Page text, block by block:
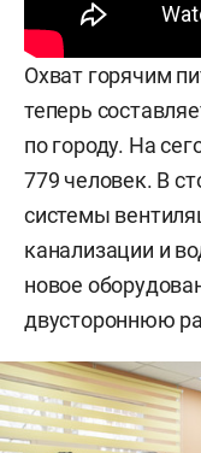
Охват горячим
теперь
по городу. На
779 человек. В
системы
канализации и
новое
двустороннюю